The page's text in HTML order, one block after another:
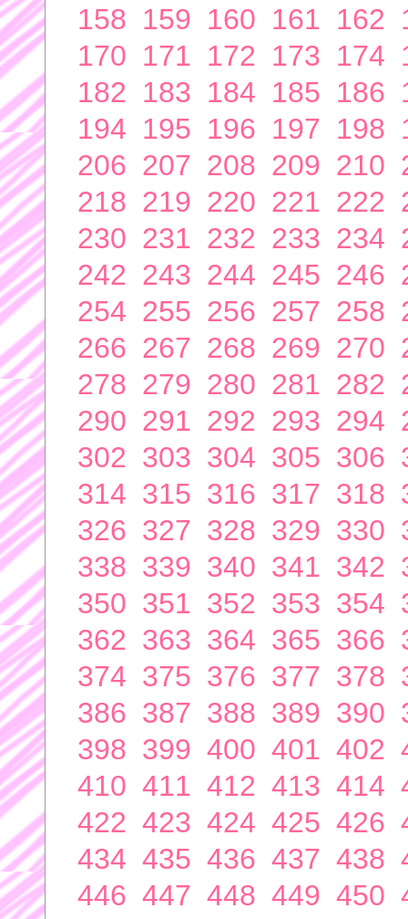
158 159 160 161 162
170 171 172 173 174
182 183 184 185 186
194 195 196 197 198
206 207 208 209 210
218 219 220 221 222
230 231 232 233 234
242 243 244 245 246
254 255 256 257 258
266 267 268 269 270
278 279 280 281 282
290 291 292 293 294
302 303 304 305 306
314 315 316 317 318
326 327 328 329 330
338 339 340 341 342
350 351 352 353 354
362 363 364 365 366
374 375 376 377 378
386 387 388 389 390
398 399 400 401 402
410 411 412 413 414
422 423 424 425 426
434 435 436 437 438
446 447 448 449 450